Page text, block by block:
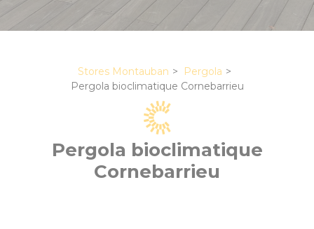
Stores Montauban
Pergola
Pergola bioclimatique Cornebarrieu
Pergola bioclimatique
Cornebarrieu